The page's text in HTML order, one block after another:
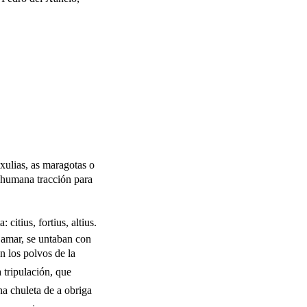
as maragotas o
tracción para
fortius, altius.
se untaban con
los polvos de la
tripulación, que
chuleta de a obriga